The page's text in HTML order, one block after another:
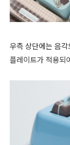
우측 상단에는 음
플레이트가 적용되